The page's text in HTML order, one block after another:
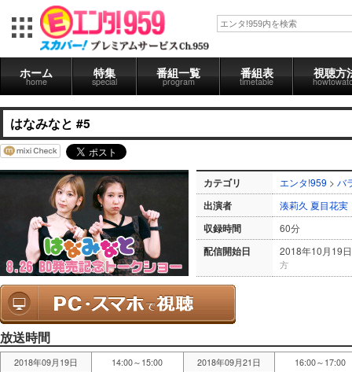
ホーム
home
特集
special
番組一覧
program
番組表
timetable
視聴方
はなみなと #5
カテゴリ エンタ!959 > バ
出演者 湊莉久 夏目花実
収録時間 60分
配信開始日 2018年10月19日
方
放送時間
2018年09月19日 14:00～15:00 2018年09月21日
16:00～17:00